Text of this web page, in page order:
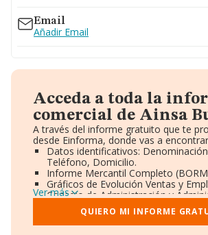
Email
Añadir Email
Acceda a toda la
comercial de Ainsa
A través del informe gratuito que te
desde Einforma, donde vas a
Datos identificativos:
Teléfono, Domicilio.
Informe Mercantil Completo
Gráficos de Evolución Ventas y
Consejo de Administración y
Directivos y Ejecutivos.
Accionistas.
Participaciones y Vinculaciones en
Ver más
QUIERO MI INFORME